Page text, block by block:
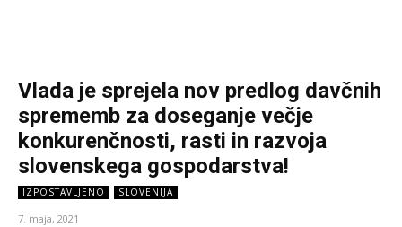
Vlada je sprejela nov predlog davčnih
sprememb za doseganje večje
konkurenčnosti, rasti in razvoja
slovenskega gospodarstva!
IZPOSTAVLJENO SLOVENIJA
7. maja, 2021